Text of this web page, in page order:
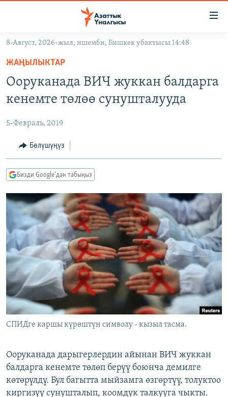
Навигацияга
өтүңүз
Издөөгө
салыңызКЫРГЫЗСТАН
ЭКОНОМИКА
МАДАНИЯТ
ДҮЙНӨ
БОРБОР АЗИЯ
АТАЙЫН ИЛИКТӨӨ
ТВ ПРОГРАММАЛАР
ЭКСПЕРТТЕР ТАЛДАЙТ
БИЗ ЖАНА ДҮЙНӨ
ДАНИСТЕ
ЭЖЕ-СИҢДИЛЕР
АЗАТТЫК+
ЫҢГАЙСЫЗ СУРООЛОР
ӨЗГӨЧӨ ПИКИР
Русский
ОНЛАЙН ШЕРИНЕ
ЭЕ/АРнун бардык сайттары
8-Август, 2026-жыл, ишемби, Бишкек убактысы 14:48
ЖАҢЫЛЫКТАР
Ооруканада ВИЧ жуккан балдарга
кенемте төлөө сунушталууда
5-Февраль, 2019
Бөлүшүңүз
Бизди Google'дан табыңыз
СПИДге каршы күрөштүн символу - кызыл тасма.
Ооруканада дарыгерлердин айынан ВИЧ жуккан
балдарга кенемте төлөп берүү боюнча демилге
көтөрүлдү. Бул багытта мыйзамга өзгөртүү, толуктоо
киргизүү сунушталып, коомдук талкууга чыкты.